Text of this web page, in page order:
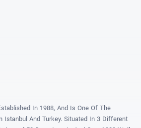
In 1988, And Is One Of The
Istanbul And Turkey. Situated In 3 Different